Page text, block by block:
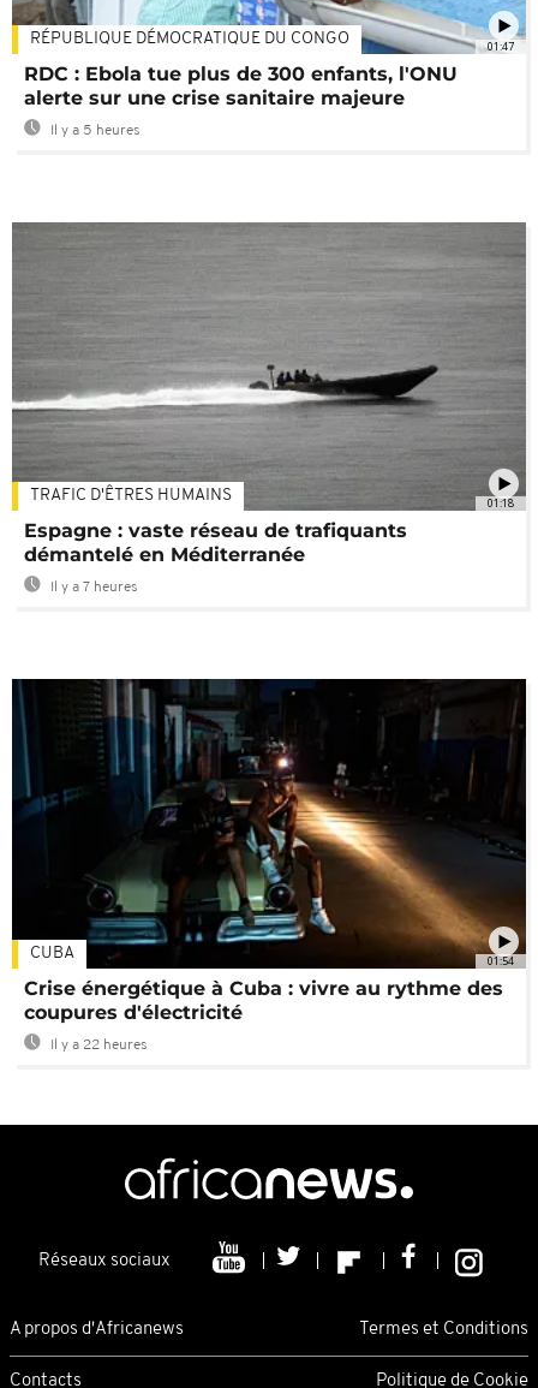
01:47
RÉPUBLIQUE DÉMOCRATIQUE DU CONGO
RDC : Ebola tue plus de 300 enfants, l'ONU
alerte sur une crise sanitaire majeure
Il y a 5 heures
01:18
TRAFIC D'ÊTRES HUMAINS
Espagne : vaste réseau de trafiquants
démantelé en Méditerranée
Il y a 7 heures
01:54
CUBA
Crise énergétique à Cuba : vivre au rythme des
coupures d'électricité
Il y a 22 heures
Réseaux sociaux
A propos d'Africanews Termes et Conditions
Contacts Politique de Cookie